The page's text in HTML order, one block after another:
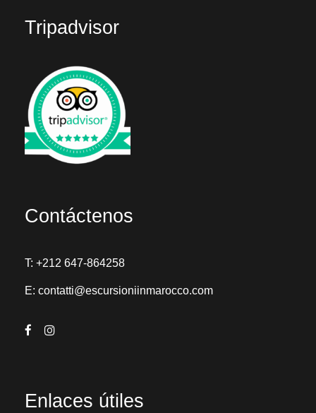
Tripadvisor
Contáctenos
T: +212 647-864258
E: contatti@escursioniinmarocco.com
Enlaces útiles